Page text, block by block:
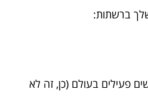
ברשתות:
פעילים בעולם (כן, זה לא